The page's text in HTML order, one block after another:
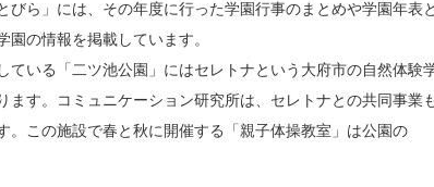
びら」には、その年度に行った学園行事のまとめや学園年表と
園の情報を掲載しています。
ている「二ツ池公園」にはセレトナという大府市の自然体験
ます。コミュニケーション研究所は、セレトナとの共同事業
。この施設で春と秋に開催する「親子体操教室」は公園の